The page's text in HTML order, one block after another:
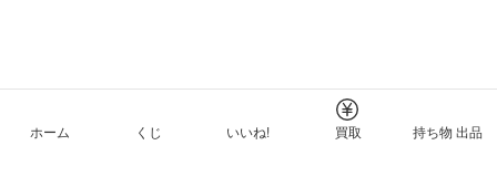
ホーム くじ いいね! 買取 持ち物 出品